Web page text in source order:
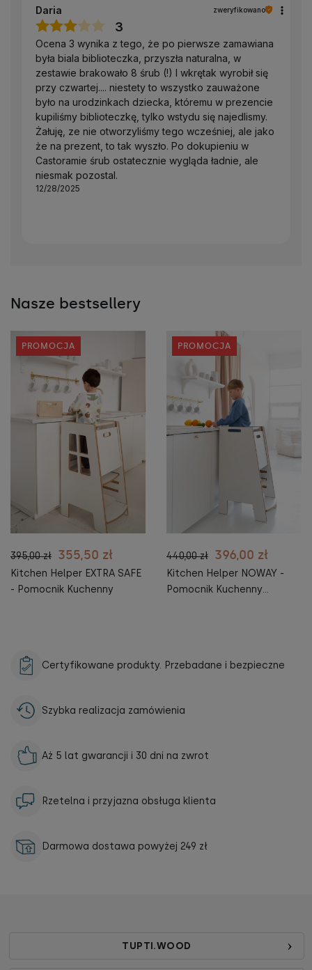
Daria zweryfikowano
3
Ocena 3 wynika z tego, że po pierwsze zamawiana
była biala biblioteczka, przyszła naturalna, w
zestawie brakowało 8 śrub (!) I wkrętak wyrobił się
przy czwartej.... niestety to wszystko zauważone
było na urodzinkach dziecka, któremu w prezencie
kupiliśmy biblioteczkę, tylko wstydu się najedlismy.
Żałuję, ze nie otworzyliśmy tego wcześniej, ale jako
że na prezent, to tak wyszło. Po dokupieniu w
Castoramie śrub ostatecznie wygląda ładnie, ale
niesmak pozostal.
12/28/2025
Nasze bestsellery
PROMOCJA
395,00 zł 355,50 zł
Kitchen Helper EXTRA SAFE
- Pomocnik Kuchenny
PROMOCJA
440,00 zł 396,00 zł
Kitchen Helper NOWAY -
Pomocnik Kuchenny
Certyfikowane produkty. Przebadane i bezpieczne
Szybka realizacja zamówienia
Aż 5 lat gwarancji i 30 dni na zwrot
Rzetelna i przyjazna obsługa klienta
Darmowa dostawa powyżej 249 zł
TUPTI.WOOD